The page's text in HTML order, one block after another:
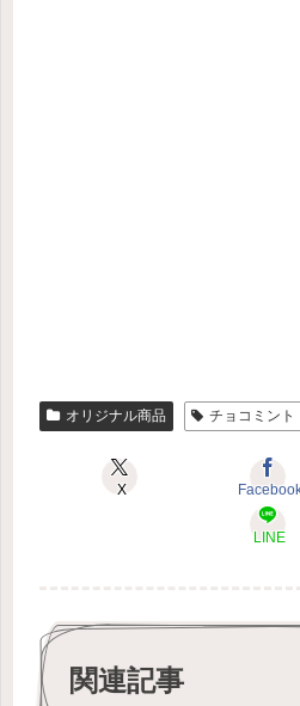
オリジナル商品 チョコミント
X
LINE
関連記事